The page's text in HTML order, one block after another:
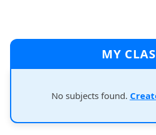
MY
No subjects found.